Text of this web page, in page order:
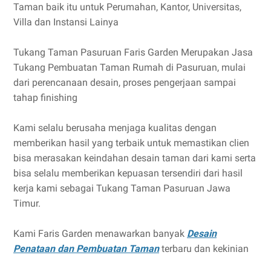
Taman baik itu untuk Perumahan, Kantor, Universitas,
Villa dan Instansi Lainya
Tukang Taman Pasuruan Faris Garden Merupakan Jasa
Tukang Pembuatan Taman Rumah di Pasuruan, mulai
dari perencanaan desain, proses pengerjaan sampai
tahap finishing
Kami selalu berusaha menjaga kualitas dengan
memberikan hasil yang terbaik untuk memastikan clien
bisa merasakan keindahan desain taman dari kami serta
bisa selalu memberikan kepuasan tersendiri dari hasil
kerja kami sebagai Tukang Taman Pasuruan Jawa
Timur.
Kami Faris Garden menawarkan banyak Desain
Penataan dan Pembuatan Tamanterbaru dan kekinian